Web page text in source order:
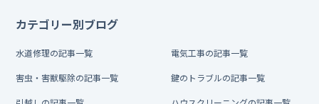
カテゴリー別ブログ
水道修理の記事一覧 電気工事の記事一覧
害虫・害獣駆除の記事一覧 鍵のトラブルの記事一覧